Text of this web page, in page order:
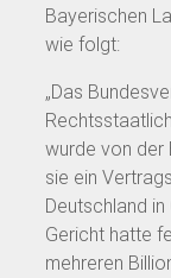
Bayerischen
wie folgt:
„Das
wurde von der
sie ein
Deutschland
Gericht hatte
mehreren